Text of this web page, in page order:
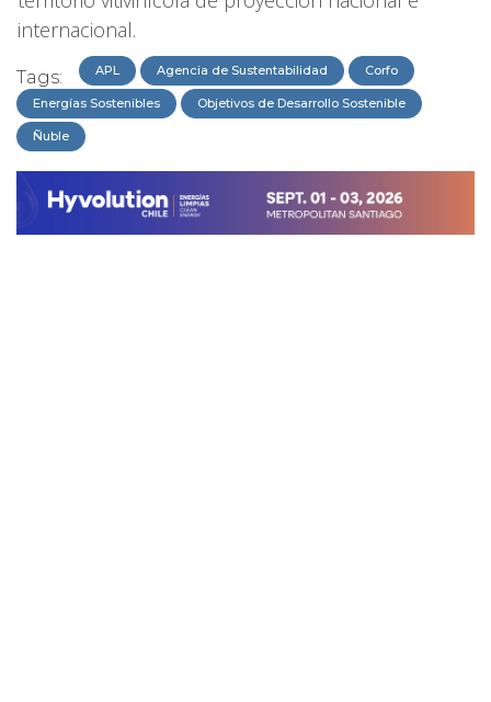
internacional.
Tags: APL Agencia de Sustentabilidad Corfo
Energías Sostenibles Objetivos de Desarrollo Sostenible
Ñuble